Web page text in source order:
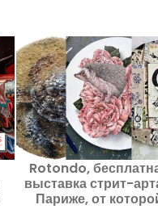
Rotondo,
выставка стрит-
Париже, от